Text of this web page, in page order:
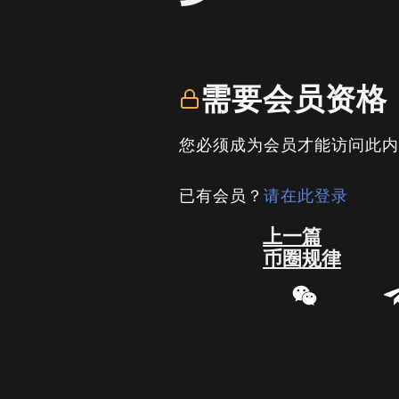
需要会员资格
您必须成为会员才能访问此
已有会员？请在此登录
Prev
上一篇
币圈规律